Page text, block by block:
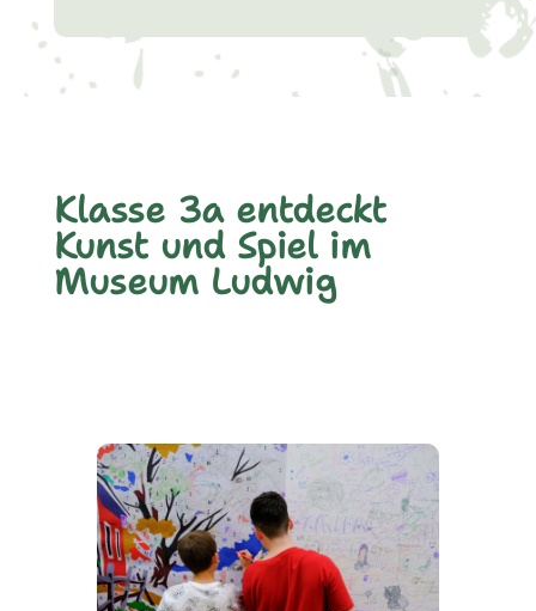
Klasse 3a entdeckt
Kunst und Spiel im
Museum Ludwig